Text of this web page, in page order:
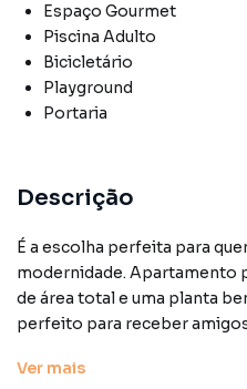
Espaço Gourmet
Piscina Adulto
Bicicletário
Playground
Portaria
Descrição
É a escolha perfeita para
modernidade. Apartamento
de área total e uma planta
perfeito para receber
possui área de serviços
Ver mais